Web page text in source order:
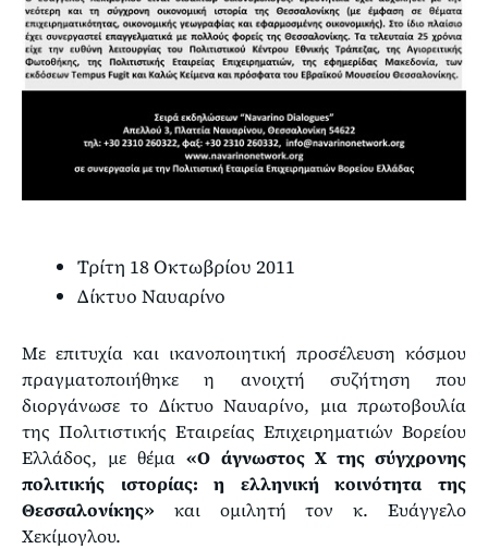
Τρίτη 18 Οκτωβρίου 2011
Δίκτυο Ναυαρίνο
Με επιτυχία και ικανοποιητική προσέλευση κόσμου
πραγματοποιήθηκε η ανοιχτή συζήτηση που
διοργάνωσε το Δίκτυο Ναυαρίνο, μια πρωτοβουλία
της Πολιτιστικής Εταιρείας Επιχειρηματιών Βορείου
Ελλάδος, με θέμα«Ο άγνωστος Χ της σύγχρονης
πολιτικής ιστορίας: η ελληνική κοινότητα της
Θεσσαλονίκης» και ομιλητή τον κ. Ευάγγελο
Χεκίμογλου.